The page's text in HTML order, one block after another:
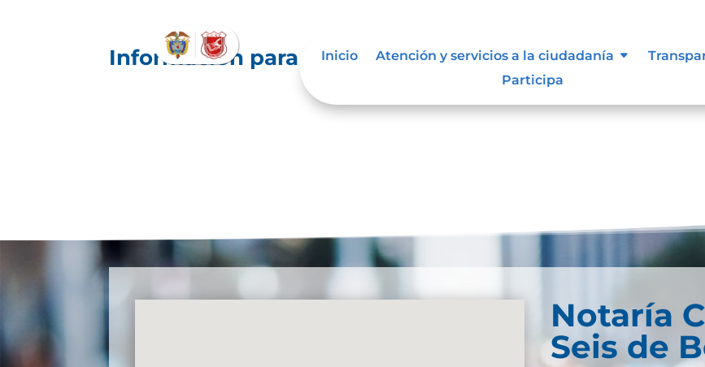
Inicio Atención y servicios a la ciudadanía
Participa
Información para niños, niñas y adolescentes
Notaría
Seis de